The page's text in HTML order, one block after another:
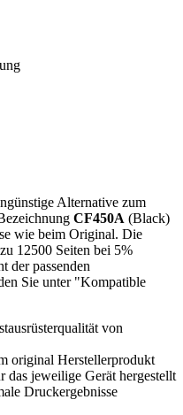
Alternative zum
CF450A (Black)
wie beim Original. Die
12500 Seiten bei 5%
der passenden
Sie unter "Kompatible
von
original Herstellerprodukt
das jeweilige Gerät hergestellt
Druckergebnisse